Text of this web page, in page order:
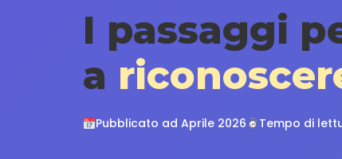
I passaggi
a
Pubblicato ad Aprile 2026 Tempo di